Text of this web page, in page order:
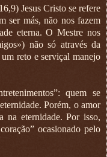
Jesus Cristo se refere
ser más, não nos fazem
eterna. O Mestre nos
não só através da
reto e serviçal manejo
quem se
Porém, o amor
eternidade. Por isso,
ocasionado pelo